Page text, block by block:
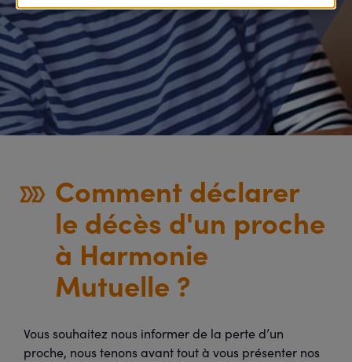
Comment déclarer
le décès d'un proche
à Harmonie
Mutuelle ?
Vous souhaitez nous informer de la perte d’un
proche, nous tenons avant tout à vous présenter nos